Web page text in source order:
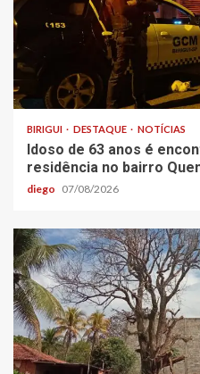
BIRIGUI DESTAQUE NOTÍCIAS
Idoso de 63 anos é
residência no bairro
diego 07/08/2026